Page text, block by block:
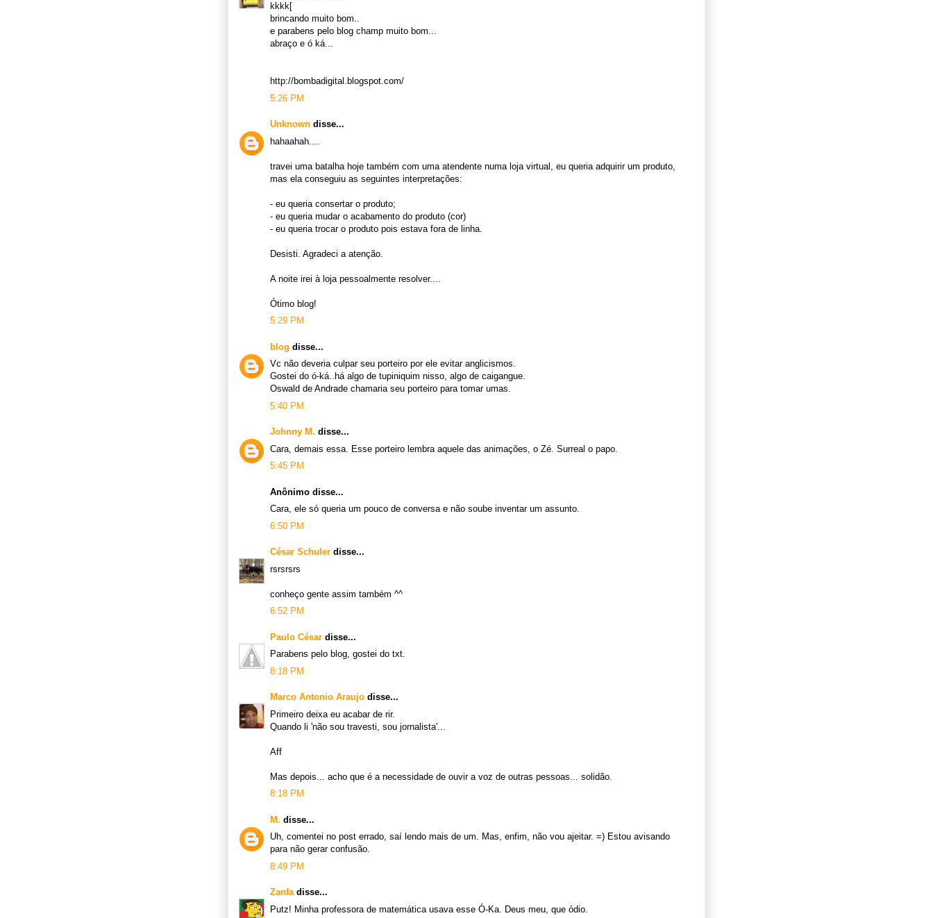
kkkk[
brincando muito bom..
e parabens pelo blog champ muito bom...
abraço e ó ká...
http://bombadigital.blogspot.com/
5:26 PM
Unknown disse...
hahaahah....
travei uma batalha hoje também com uma atendente numa loja virtual, eu queria adquirir um produto,
mas ela conseguiu as seguintes interpretações:
- eu queria consertar o produto;
- eu queria mudar o acabamento do produto (cor)
- eu queria trocar o produto pois estava fora de linha.
Desisti. Agradeci a atenção.
A noite irei à loja pessoalmente resolver....
Ótimo blog!
5:29 PM
blog disse...
Vc não deveria culpar seu porteiro por ele evitar anglicismos.
Gostei do ó-ká..há algo de tupiniquim nisso, algo de caigangue.
Oswald de Andrade chamaria seu porteiro para tomar umas.
5:40 PM
Johnny M. disse...
Cara, demais essa. Esse porteiro lembra aquele das animações, o Zé. Surreal o papo.
5:45 PM
Anônimo disse...
Cara, ele só queria um pouco de conversa e não soube inventar um assunto.
6:50 PM
César Schuler disse...
rsrsrsrs
conheço gente assim também ^^
6:52 PM
Paulo César disse...
Parabens pelo blog, gostei do txt.
8:18 PM
Marco Antonio Araujo disse...
Primeiro deixa eu acabar de rir.
Quando li 'não sou travesti, sou jornalista'...
Aff
Mas depois... acho que é a necessidade de ouvir a voz de outras pessoas... solidão.
8:18 PM
M. disse...
Uh, comentei no post errado, saí lendo mais de um. Mas, enfim, não vou ajeitar. =) Estou avisando
para não gerar confusão.
8:49 PM
Zanfadisse...
Putz! Minha professora de matemática usava esse Ó-Ka. Deus meu, que ódio.